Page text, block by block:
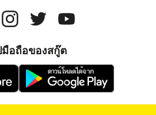
อถือของสกู๊ต